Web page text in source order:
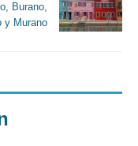
Burano,
y Murano